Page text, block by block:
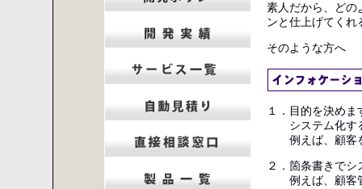
素人だから、どの
ンと仕上げてく
そのような方へ
１．目的を決めま
システム化す
例えば、顧客を
２．箇条書きで
例えば、顧客管